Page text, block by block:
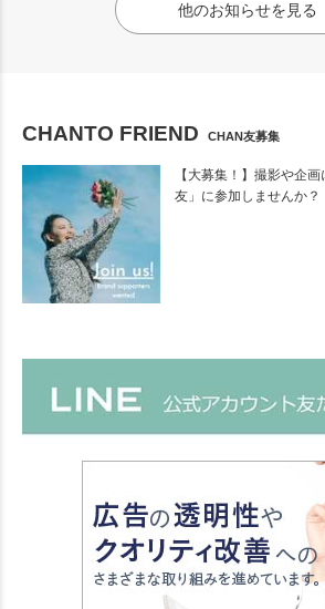
他のお知らせを見る
CHANTO FRIEND CHAN友募集
【大募集！】撮影や企
友」に参加しませんか？